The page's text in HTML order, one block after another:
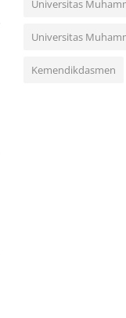
Universitas
Universitas
Kemendikdasmen